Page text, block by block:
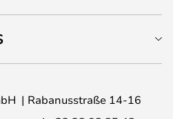
Rabanusstraße 14-16